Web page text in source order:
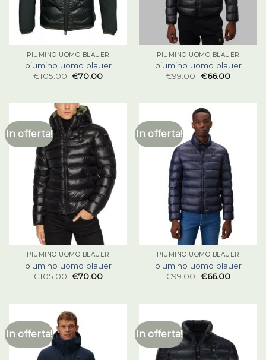
PIUMINO UOMO BLAUER
piumino uomo blauer
€105.00 €70.00
PIUMINO UOMO BLAUER
piumino uomo blauer
€99.00 €66.00
In offerta!
PIUMINO UOMO BLAUER
piumino uomo blauer
€105.00 €70.00
In offerta!
PIUMINO UOMO BLAUER
piumino uomo blauer
€99.00 €66.00
In offerta! In offerta!